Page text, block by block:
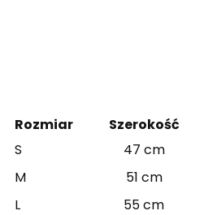
Rozmiar Szerokość
S
47 cm
M
51 cm
L
55 cm